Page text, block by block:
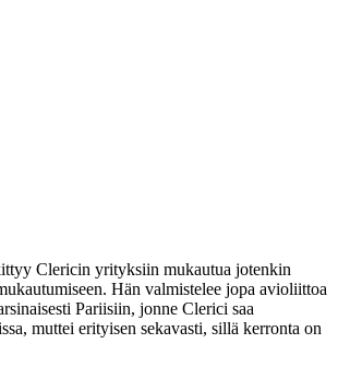
Clericin yrityksiin mukautua jotenkin
Hän valmistelee jopa avioliittoa
Pariisiin, jonne Clerici saa
muttei erityisen sekavasti, sillä kerronta on